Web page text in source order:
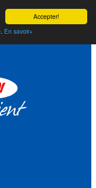
Accepter!
En savoir+